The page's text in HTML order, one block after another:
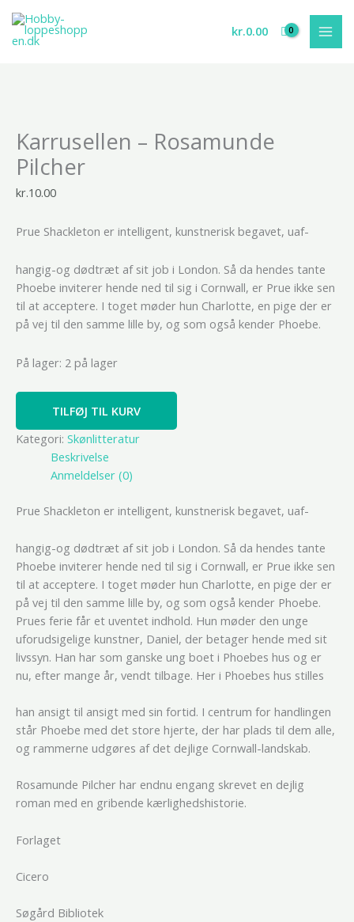
indholdet
kr.0.00
Karrusellen – Rosamunde
Pilcher
kr.10.00
Prue Shackleton er intelligent, kunstnerisk begavet, uaf-
hangig-og dødtræt af sit job i London. Så da hendes tante
Phoebe inviterer hende ned til sig i Cornwall, er Prue ikke sen
til at acceptere. I toget møder hun Charlotte, en pige der er
på vej til den samme lille by, og som også kender Phoebe.
På lager: 2 på lager
-
Rosamunde
Pilcher
antal
TILFØJ TIL KURV
Kategori: Skønlitteratur
Beskrivelse
Anmeldelser (0)
Prue Shackleton er intelligent, kunstnerisk begavet, uaf-
hangig-og dødtræt af sit job i London. Så da hendes tante
Phoebe inviterer hende ned til sig i Cornwall, er Prue ikke sen
til at acceptere. I toget møder hun Charlotte, en pige der er
på vej til den samme lille by, og som også kender Phoebe.
Prues ferie får et uventet indhold. Hun møder den unge
uforudsigelige kunstner, Daniel, der betager hende med sit
livssyn. Han har som ganske ung boet i Phoebes hus og er
nu, efter mange år, vendt tilbage. Her i Phoebes hus stilles
han ansigt til ansigt med sin fortid. I centrum for handlingen
står Phoebe med det store hjerte, der har plads til dem alle,
og rammerne udgøres af det dejlige Cornwall-landskab.
Rosamunde Pilcher har endnu engang skrevet en dejlig
roman med en gribende kærlighedshistorie.
Forlaget
Cicero
Søgård Bibliotek